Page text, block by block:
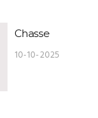
Chasse
10-10-2025